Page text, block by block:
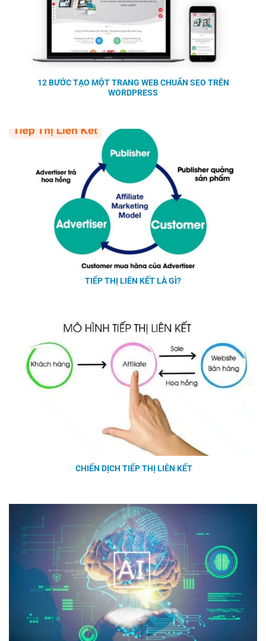
12 BƯỚC TẠO MỘT TRANG WEB CHUẨN SEO TRÊN
WORDPRESS
TIẾP THỊ LIÊN KẾT LÀ GÌ?
CHIẾN DỊCH TIẾP THỊ LIÊN KẾT